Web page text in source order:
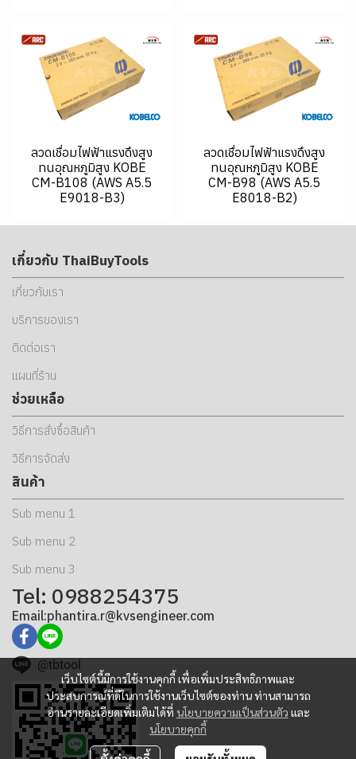
ลวดเชื่อมไฟฟ้าแรงดึงสูง
ทนอุณหภูมิสูง KOBE
CM-B108 (AWS A5.5
E9018-B3)
ลวดเชื่อมไฟฟ้าแรงดึงสูง
ทนอุณหภูมิสูง KOBE
CM-B98 (AWS A5.5
E8018-B2)
เว็บไซต์นี้มีการใช้งานคุกกี้ เพื่อเพิ่มประสิทธิภาพและ
ประสบการณ์ที่ดีในการใช้งานเว็บไซต์ของท่าน ท่านสามารถ
อ่านรายละเอียดเพิ่มเติมได้ที่ นโยบายความเป็นส่วนตัว และ
นโยบายคุกกี้
เกี่ยวกับ ThaiBuyTools
เกี่ยวกับเรา
บริการของเรา
ติดต่อเรา
แผนที่ร้าน
ช่วยเหลือ
วิธีการสั่งซื้อสินค้า
วิธีการจัดส่ง
สินค้า
Sub menu 1
Sub menu 2
Sub menu 3
Tel: 0988254375
Email:phantira.r@kvsengineer.com
@tbtool